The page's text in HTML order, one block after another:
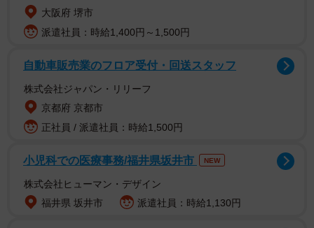
というカラフルな柄のセーターや、帽子、ミトン、ハンド
ウォーマーなどさまざまな作品を公開しています。
大阪府 堺市
派遣社員：時給1,400円～1,500円
自動車販売業のフロア受付・回送スタッフ
株式会社ジャパン・リリーフ
京都府 京都市
正社員 / 派遣社員：時給1,500円
小児科での医療事務/福井県坂井市 NEW
株式会社ヒューマン・デザイン
福井県 坂井市
派遣社員：時給1,130円